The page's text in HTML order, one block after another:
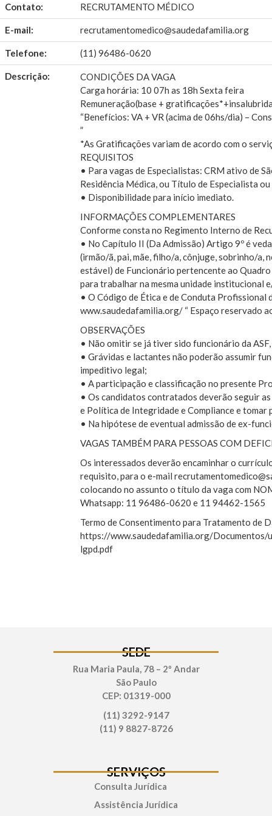
Contato: RECRUTAMENTO MÉDICO
E-mail: recrutamentomedico@saudedafamilia.org
Telefone: (11) 96486-0620
Descrição:
CONDIÇÕES DA VAGA
Carga horária: 10 07h as 18h Sexta feira
Remuneração(base +
“Benefícios: VA + VR (acima de 06hs/dia) –
”
*As Gratificações variam de acordo com o
REQUISITOS
• Para vagas de Especialistas: CRM ativo de
Residência Médica, ou Título de Especialista ou
• Disponibilidade para início imediato.
INFORMAÇÕES COMPLEMENTARES
Conforme consta no Regimento Interno de
• No Capítulo II (Da Admissão) Artigo 9º é
(irmão/ã, pai, mãe, filho/a, cônjuge, sobrinho/a,
estável) de Funcionário pertencente ao Quadro
para trabalhar na mesma unidade institucional
• O Código de Ética e de Conduta
www.saudedafamilia.org/ “ Espaço reservado
OBSERVAÇÕES
• Não omitir se já tiver sido funcionário da
• Grávidas e lactantes não poderão assumir
impeditivo legal;
• A participação e classificação no presente
• Os candidatos contratados deverão seguir
e Política de Integridade e Compliance e tomar
• Na hipótese de eventual admissão de ex-
VAGAS TAMBÉM PARA PESSOAS COM
Os interessados deverão encaminhar o
requisito, para o e-mail
colocando no assunto o título da vaga com
Whatsapp: 11 96486-0620 e 11 94462-1565
Termo de Consentimento para Tratamento de
https://www.saudedafamilia.org/
lgpd.pdf
SEDE
Rua Maria Paula, 78 – 2º Andar
São Paulo
CEP: 01319-000
(11) 3292-9147
(11) 9 8827-8726
SERVIÇOS
Consulta Jurídica
Assistência Jurídica